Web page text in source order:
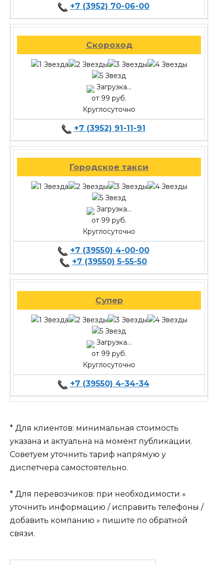
+7 (3952) 70-06-00
Скороход
Загрузка...
от 99 руб.
Круглосуточно
+7 (3952) 91-11-91
Городское такси
Загрузка...
от 99 руб.
Круглосуточно
+7 (39550) 4-00-00
+7 (39550) 5-55-50
Супер
Загрузка...
от 99 руб.
Круглосуточно
+7 (39550) 4-34-34
* Для клиентов: минимальная стоимость
указана и актуальна на момент публикации.
Советуем уточнить тариф напрямую у
диспетчера самостоятельно.
* Для перевозчиков: при необходимости «
уточнить информацию / исправить телефоны /
добавить компанию » пишите по обратной
связи.